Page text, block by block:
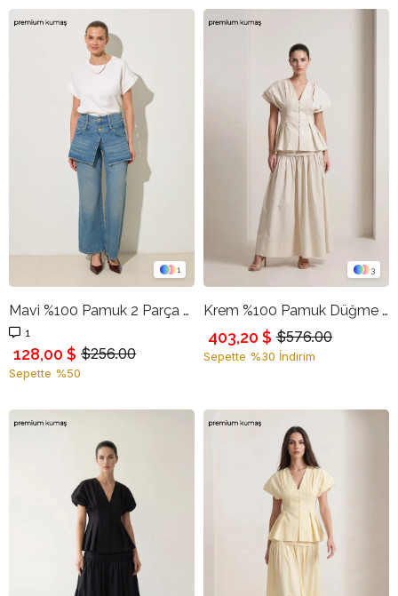
1
Mavi %100 Pamuk 2 Parça Görünümlü Bel Detaylı Kot Pantolon
1
$256.00
128,00 $
Sepette %50
3
Krem %100 Pamuk Düğme Detaylı Bluz Ve Etekli Takım
$576.00
403,20 $
Sepette %30 İndirim